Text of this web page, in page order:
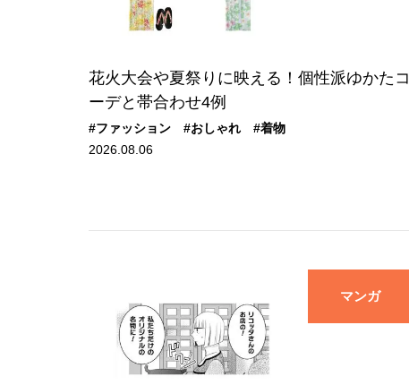
花火大会や夏祭りに映える！個性派ゆかたコ
ーデと帯合わせ4例
#ファッション #おしゃれ
#着物
2026.08.06
マンガ